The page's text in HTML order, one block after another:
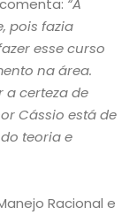
“A
pois fazia
esse curso
na área.
a certeza de
Cássio está de
teoria e
Racional e